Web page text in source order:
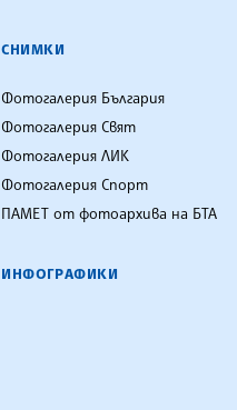
СНИМКИ
Фотогалерия България
Фотогалерия Свят
Фотогалерия ЛИК
Фотогалерия Спорт
ПАМЕТ от фотоархива на БТА
ИНФОГРАФИКИ